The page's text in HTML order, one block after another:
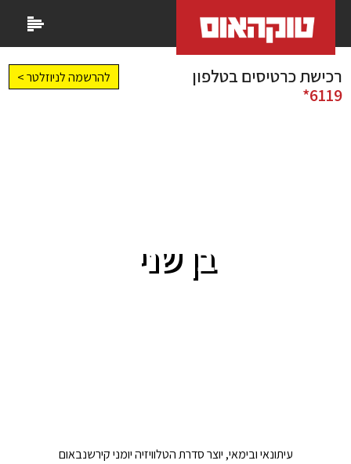
רכישת כרטיסים בטלפון
6119*
להרשמה לניוזלטר >
בן שני
עיתונאי ובימאי, יוצר סדרת הטלוויזיה יומני קירשנבאום